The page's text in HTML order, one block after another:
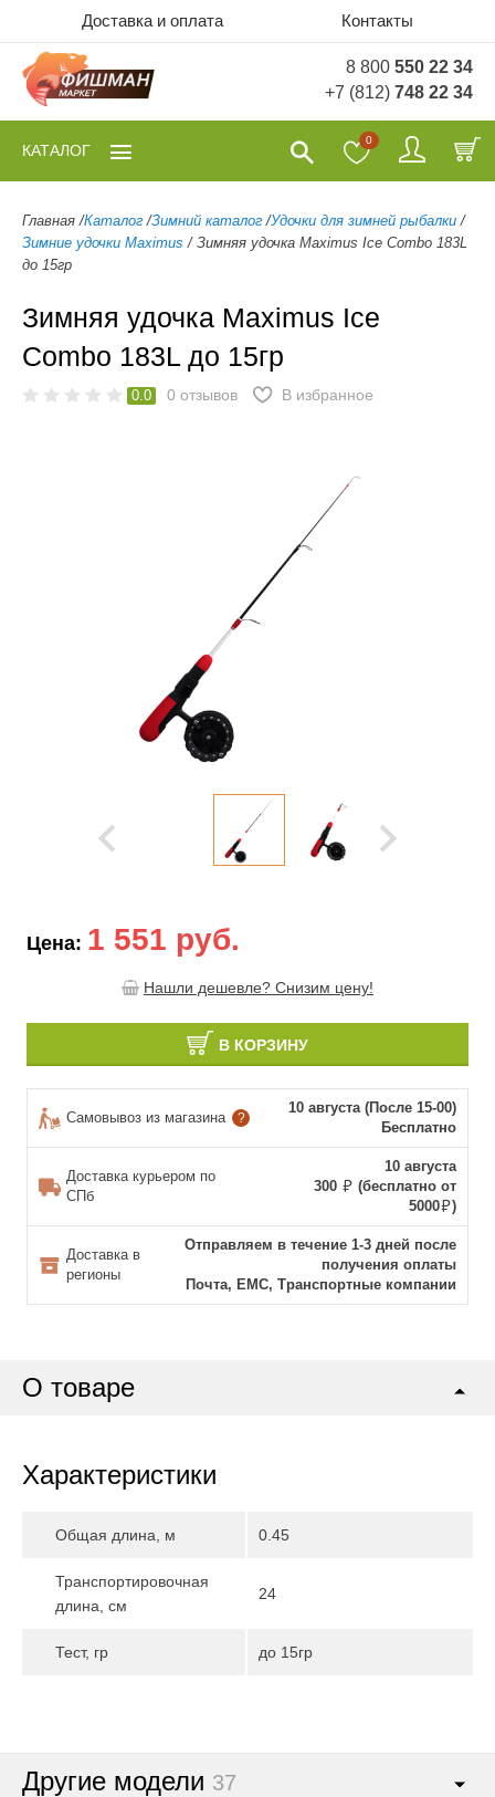
Доставка и оплата Контакты
8 800 550 22 34
+7 (812) 748 22 34
0
КАТАЛОГ
Главная /Каталог /Зимний каталог /Удочки для зимней рыбалки /
Зимние удочки Maximus / Зимняя удочка Maximus Ice Combo 183L
до 15гр
Зимняя удочка Maximus Ice
Combo 183L до 15гр
0.0 0 отзывов В избранное
Цена: 1 551 руб.
Нашли дешевле? Снизим цену!
В КОРЗИНУ
Самовывоз из магазина ?
10 августа (После 15-00)
Бесплатно
Доставка курьером по
СПб
10 августа
300
(бесплатно от
5000
)
Доставка в
регионы
Отправляем в течение 1-3 дней после
получения оплаты
Почта, ЕМС, Транспортные компании
О товаре
Характеристики
Общая длина, м 0.45
Транспортировочная
длина, см
24
Тест, гр до 15гр
Другие модели 37